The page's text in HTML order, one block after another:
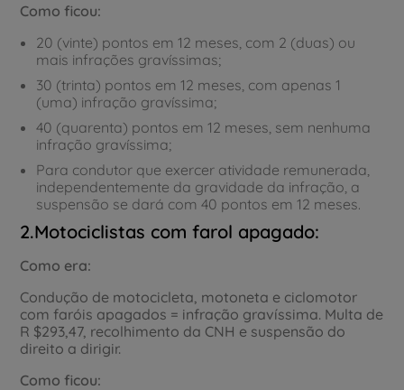
Como ficou:
20 (vinte) pontos em 12 meses, com 2 (duas) ou
mais infrações gravíssimas;
30 (trinta) pontos em 12 meses, com apenas 1
(uma) infração gravíssima;
40 (quarenta) pontos em 12 meses, sem nenhuma
infração gravíssima;
Para condutor que exercer atividade remunerada,
independentemente da gravidade da infração, a
suspensão se dará com 40 pontos em 12 meses.
2.Motociclistas com farol apagado:
Como era:
Condução de motocicleta, motoneta e ciclomotor
com faróis apagados = infração gravíssima. Multa de
R $293,47, recolhimento da CNH e suspensão do
direito a dirigir.
Como ficou: